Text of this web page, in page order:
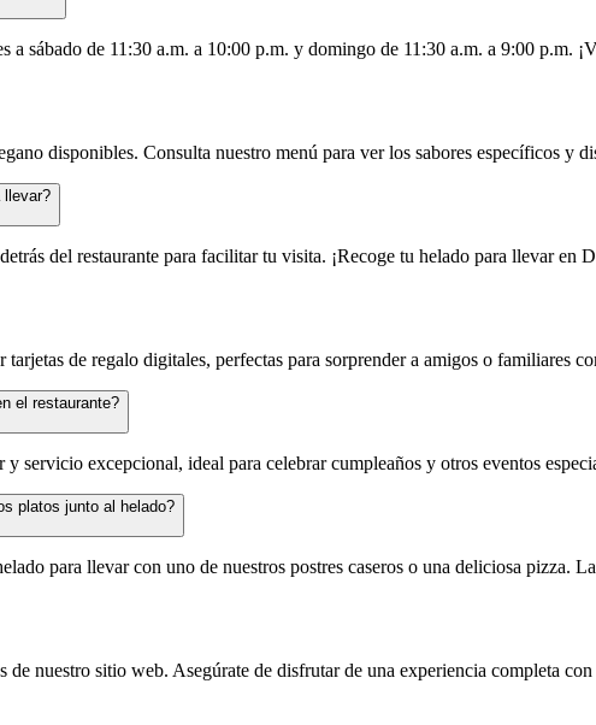
a sábado de 11:30 a.m. a 10:00 p.m. y domingo de 11:30 a.m. a 9:00 p.m.
disponibles. Consulta nuestro menú para ver los sabores específicos y
llevar?
del restaurante para facilitar tu visita. ¡Recoge tu helado para llevar en
tarjetas de regalo digitales, perfectas para sorprender a amigos o familiares
el restaurante?
servicio excepcional, ideal para celebrar cumpleaños y otros eventos
platos junto al helado?
para llevar con uno de nuestros postres caseros o una deliciosa pizza.
de nuestro sitio web. Asegúrate de disfrutar de una experiencia completa